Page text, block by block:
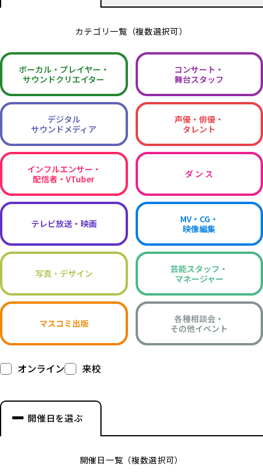
カテゴリ一覧（複数選択可）
ボーカル・ プレイヤー・
サウンドクリエイター
コンサート・
舞台スタッフ
デジタル
サウンドメディア
声優・俳優・
タレント
インフルエンサー・
配信者・VTuber
ダ ン ス
テレビ放送・映画
MV・CG・
映像編集
写真・デザイン
芸能スタッフ・
マネージャー
マスコミ出版
各種相談会・
その他イベント
オンライン 来校
開催日を選ぶ
開催日一覧（複数選択可）